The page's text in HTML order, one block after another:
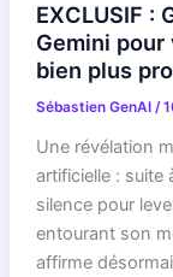
EXCLUSIF :
Gemini
bien plus
Sébastien GenAI /
Une révélation
artificielle : suite
silence pour
entourant son
affirme